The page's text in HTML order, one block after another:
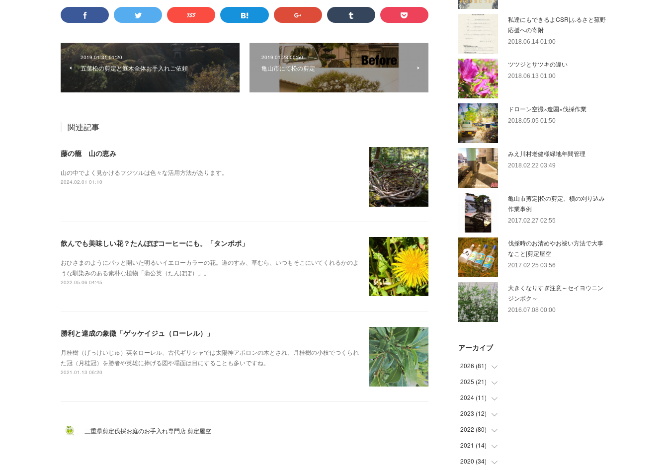
2019.01.31 01:20
五葉松の剪定と庭木全体お手入れご依頼
2019.01.28 00:50
亀山市にて松の剪定
関連記事
藤の籠 山の恵み
山の中でよく見かけるフジツルは色々な活用方法があります。
2024.02.01 01:10
飲んでも美味しい花？たんぽぽコーヒーにも。「タンポポ」
おひさまのようにパッと開いた明るいイエローカラーの花。道のすみ、草むら、いつもそこにいてくれるかのよ
うな馴染みのある素朴な植物「蒲公英（たんぽぽ）」。
2022.05.06 04:45
勝利と達成の象徴「ゲッケイジュ（ローレル）」
月桂樹（げっけいじゅ）英名ローレル、古代ギリシャでは太陽神アポロンの木とされ、月桂樹の小枝でつくられ
た冠（月桂冠）を勝者や英雄に捧げる図や場面は目にすることも多いですね。
2021.01.13 06:20
三重県剪定伐採お庭のお手入れ専門店 剪定屋空
私達にもできるよCSR|ふるさと菰野
応援への寄附
2018.06.14 01:00
ツツジとサツキの違い
2018.06.13 01:00
ドローン空撮×造園×伐採作業
2018.05.05 01:50
みえ川村老健様緑地年間管理
2018.02.22 03:49
亀山市剪定|松の剪定、槇の刈り込み
作業事例
2017.02.27 02:55
伐採時のお清めやお祓い方法で大事
なこと|剪定屋空
2017.02.25 03:56
大きくなりすぎ注意～セイヨウニン
ジンボク～
2016.07.08 00:00
アーカイブ
2026 (81)
(12
)
(30
)
(23
)
(10
)
(6
2025 (21)
(2
(9
(7
(3
2024 (11)
(1
(5
(5
2023 (12)
(5
(7
2022 (80)
(17
)
(8
2021 (14)
(1
2020 (34)